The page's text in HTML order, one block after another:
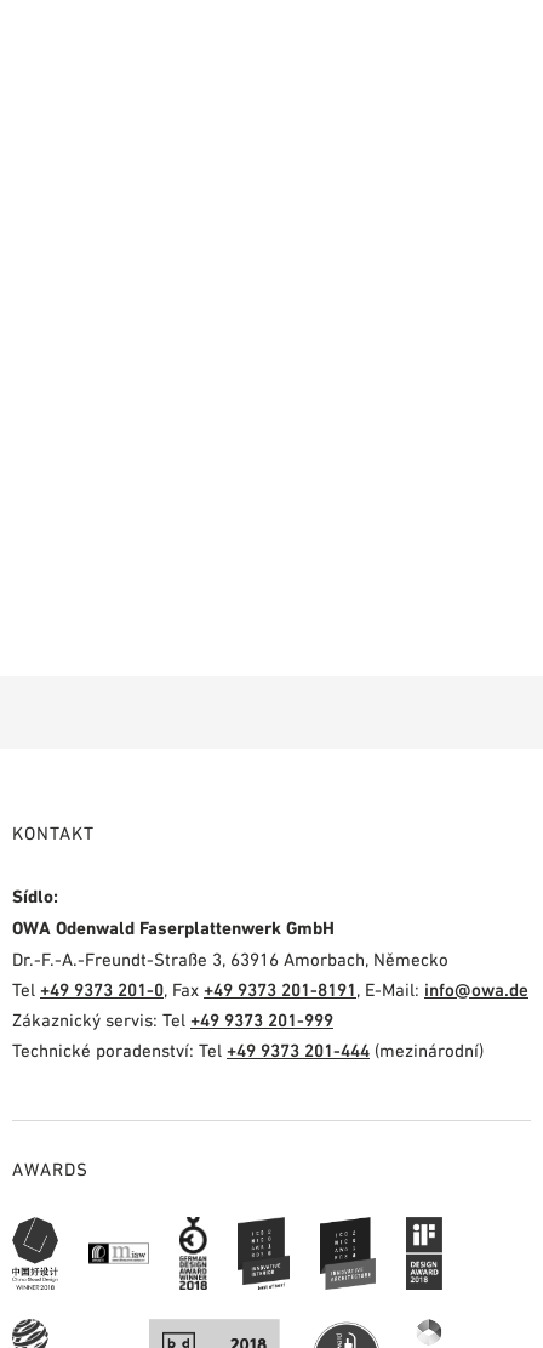
KONTAKT
Sídlo:
OWA Odenwald Faserplattenwerk GmbH
Dr.-F.-A.-Freundt-Straße 3, 63916 Amorbach, Německo
Tel +49 9373 201-0, Fax +49 9373 201-8191, E-Mail: info@owa.de
Zákaznický servis: Tel +49 9373 201-999
Technické poradenství: Tel +49 9373 201-444 (mezinárodní)
AWARDS